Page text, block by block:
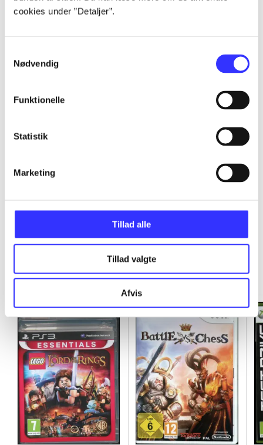
cookies under ”Detaljer”.
Nødvendig
Funktionelle
Statistik
Marketing
Tillad alle
Tillad valgte
Afvis
...
...
...
...